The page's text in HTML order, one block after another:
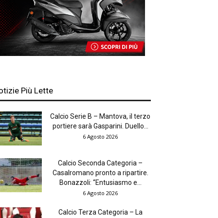
Più Lette
Calcio Serie B – Mantova, il terzo
portiere sarà Gasparini. Duello...
6 Agosto 2026
Calcio Seconda Categoria –
Casalromano pronto a ripartire.
Bonazzoli: “Entusiasmo e...
6 Agosto 2026
Calcio Terza Categoria – La